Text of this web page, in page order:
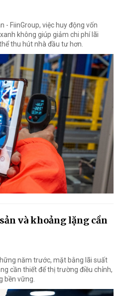
- FiinGroup, việc huy động vốn
không giúp giảm chi phí lãi
thu hút nhà đầu tư hơn.
và khoảng lặng cần
năm trước, mặt bằng lãi suất
cần thiết để thị trường điều chỉnh,
bền vững.